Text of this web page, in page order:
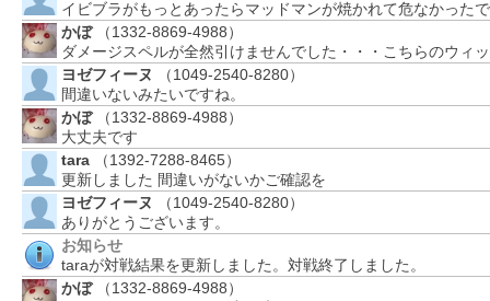
イビブラがもっとあったらマッドマンが焼かれて危なかった
かぼ
（1332-8869-4988）
ダメージスペルが全然引けませんでした・・・こちらのウィ
ヨゼフィーヌ
（1049-2540-8280）
間違いないみたいですね。
かぼ
（1332-8869-4988）
大丈夫です
tara
（1392-7288-8465）
更新しました 間違いがないかご確認を
ヨゼフィーヌ
（1049-2540-8280）
ありがとうございます。
お知らせ
taraが対戦結果を更新しました。対戦終了しました。
かぼ
（1332-8869-4988）